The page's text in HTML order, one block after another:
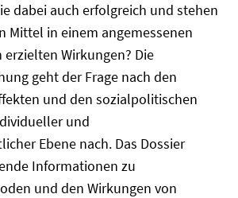
dabei auch erfolgreich und stehen
Mittel in einem angemessenen
Wirkungen? Die
geht der Frage nach den
und den sozialpolitischen
und
Ebene nach. Das Dossier
Informationen zu
und den Wirkungen von